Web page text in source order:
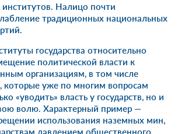
институтов. Налицо почти
традиционных национальных
государства относительно
политической власти к
организациям, в том числе
уже по многим вопросам
«уводить» власть у государств, но и
волю. Характерный пример —
использования наземных мин,
давлением общественного